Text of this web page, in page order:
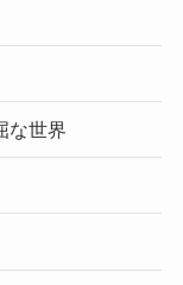
な世界